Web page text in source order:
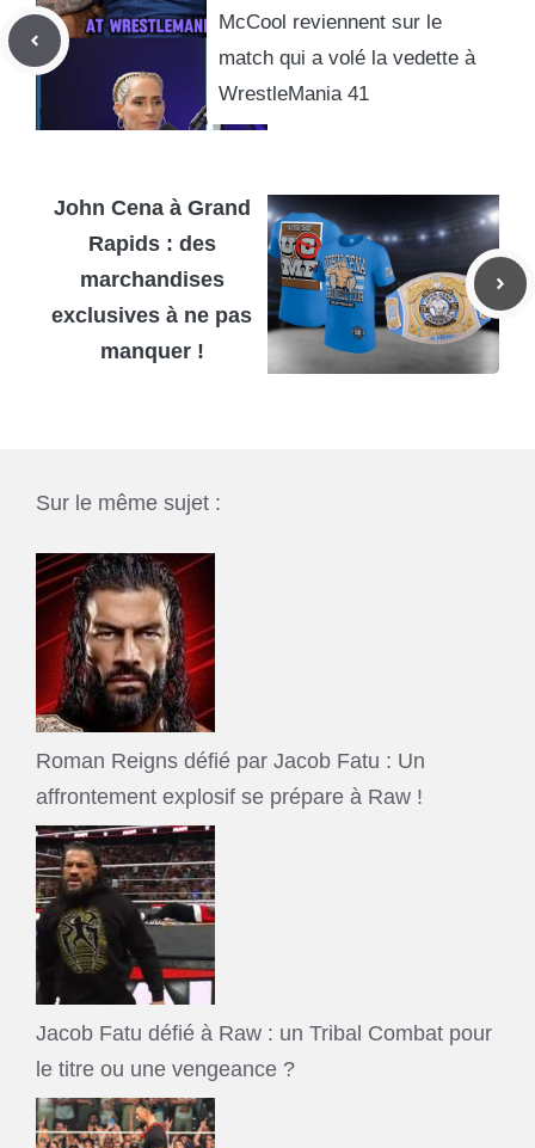
McCool reviennent sur le
match qui a volé la vedette à
WrestleMania 41
John Cena à Grand
Rapids : des
marchandises
exclusives à ne pas
manquer !
Sur le même sujet :
Roman Reigns défié par Jacob Fatu : Un
affrontement explosif se prépare à Raw !
Jacob Fatu défié à Raw : un Tribal Combat pour
le titre ou une vengeance ?